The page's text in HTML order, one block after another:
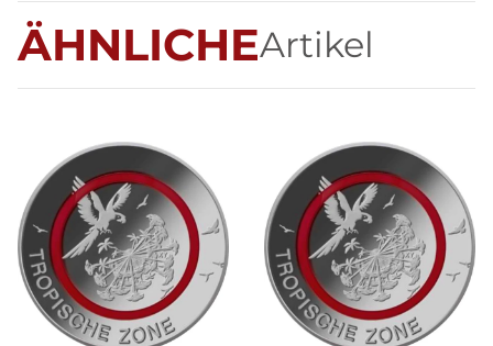
ÄHNLICHEArtikel